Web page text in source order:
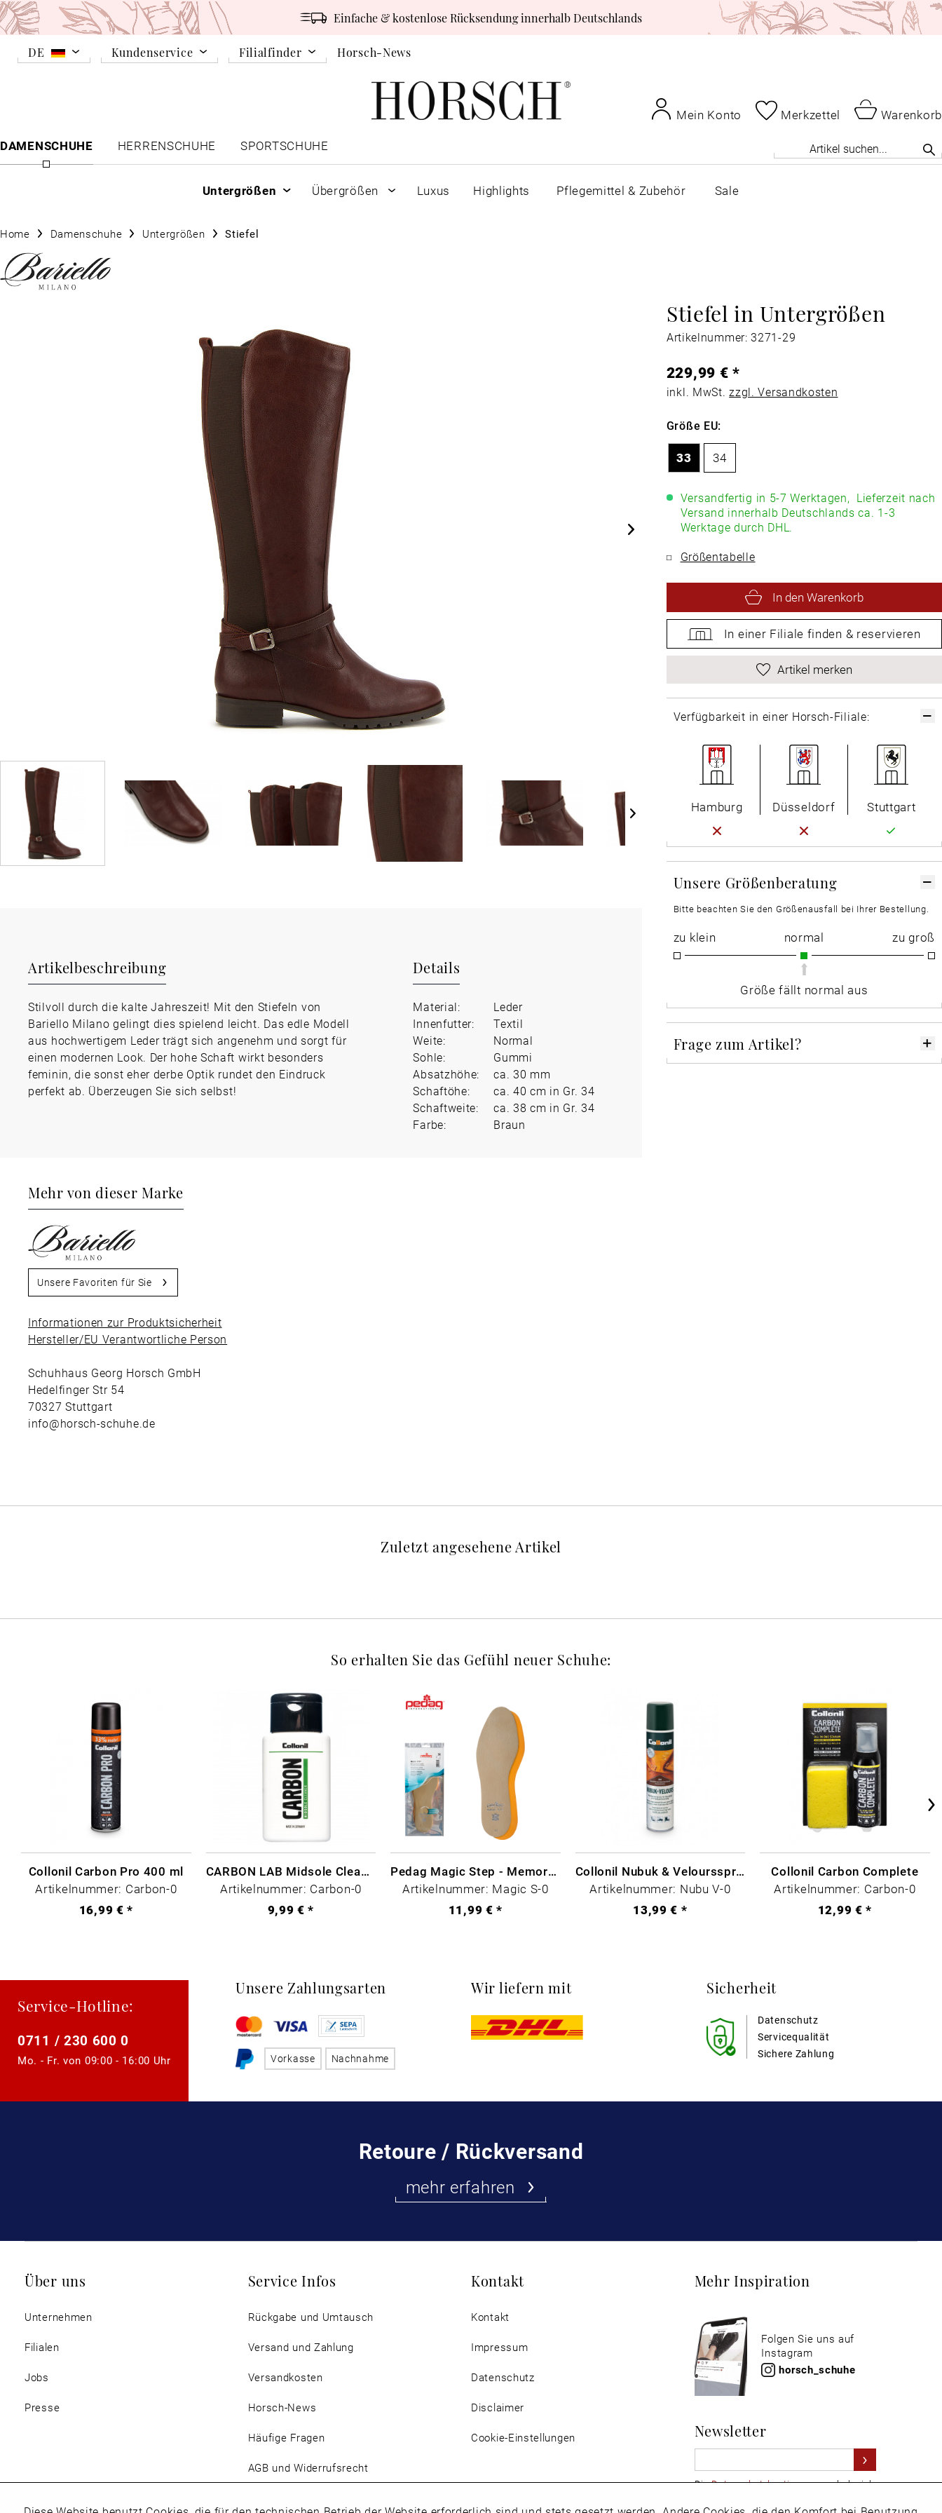
Einfache & kostenlose Rücksendung innerhalb Deutschlands
DE Kundenservice Filialfinder Horsch-News
Mein Konto Merkzettel
Warenkorb
DAMENSCHUHE
HERRENSCHUHE SPORTSCHUHE
Untergrößen Übergrößen Luxus Highlights Pflegemittel & Zubehör Sale
Home Damenschuhe Untergrößen Stiefel
Stiefel in Untergrößen
Artikelnummer: 3271-29
Artikelbeschreibung
Stilvoll durch die kalte Jahreszeit! Mit den Stiefeln von
Bariello Milano gelingt dies spielend leicht. Das edle Modell
aus hochwertigem Leder trägt sich angenehm und sorgt für
einen modernen Look. Der hohe Schaft wirkt besonders
feminin, die sonst eher derbe Optik rundet den Eindruck
perfekt ab. Überzeugen Sie sich selbst!
Details
Material:
Leder
Innenfutter:
Textil
Weite:
Normal
Sohle:
Gummi
Absatzhöhe:
ca. 30 mm
Schaftöhe:
ca. 40 cm in Gr. 34
Schaftweite:
ca. 38 cm in Gr. 34
Farbe:
Braun
Mehr von dieser Marke
Unsere Favoriten für Sie
Informationen zur Produktsicherheit
Hersteller/EU Verantwortliche Person
Schuhhaus Georg Horsch GmbH
Hedelfinger Str 54
70327 Stuttgart
info@horsch-schuhe.de
229,99 € *
inkl. MwSt.zzgl. Versandkosten
Größe EU:
33 34
Versandfertig in 5-7 Werktagen, Lieferzeit nach
Versand innerhalb Deutschlands ca. 1-3
Werktage durch DHL.
Größentabelle
In den Warenkorb
In einer Filiale finden & reservieren
Artikel merken
Verfügbarkeit in einer Horsch-Filiale:
Hamburg Düsseldorf Stuttgart
Unsere Größenberatung
Bitte beachten Sie den Größenausfall bei Ihrer Bestellung.
zu klein normal zu groß
Größe fällt normal aus
Frage zum Artikel?
Zuletzt angesehene Artikel
So erhalten Sie das Gefühl neuer Schuhe:
Collonil Carbon Pro 400 ml
Artikelnummer: Carbon-0
16,99 € *
CARBON LAB Midsole Cleaner
Artikelnummer: Carbon-0
9,99 € *
Pedag Magic Step - Memory Schaum
Artikelnummer: Magic S-0
11,99 € *
Collonil Nubuk & Veloursspray Schwarz
Artikelnummer: Nubu V-0
13,99 € *
Collonil Carbon Complete
Artikelnummer: Carbon-0
12,99 € *
Retoure / Rückversand
mehr erfahren
Service-Hotline:
0711 / 230 600 0
Mo. - Fr. von 09:00 - 16:00 Uhr
Unsere Zahlungsarten
Vorkasse Nachnahme
Wir liefern mit Sicherheit
Datenschutz
Sichere Zahlung
Servicequalität
Über uns
Unternehmen
Filialen
Jobs
Presse
Service Infos
Rückgabe und Umtausch
Versand und Zahlung
Versandkosten
Horsch-News
Häufige Fragen
AGB und Widerrufsrecht
Kontakt
Kontakt
Impressum
Datenschutz
Disclaimer
Cookie-Einstellungen
Mehr Inspiration
Folgen Sie uns auf
Instagram
horsch_schuhe
Newsletter
DieDatenschutzbestimmungenhabe ich